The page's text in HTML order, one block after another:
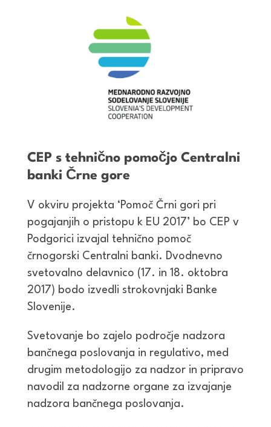
CEP s tehnično pomočjo Centralni
banki Črne gore
V okviru projekta ‘Pomoč Črni gori pri
pogajanjih o pristopu k EU 2017’ bo CEP v
Podgorici izvajal tehnično pomoč
črnogorski Centralni banki. Dvodnevno
svetovalno delavnico (17. in 18. oktobra
2017) bodo izvedli strokovnjaki Banke
Slovenije.
Svetovanje bo zajelo področje nadzora
bančnega poslovanja in regulativo, med
drugim metodologijo za nadzor in pripravo
navodil za nadzorne organe za izvajanje
nadzora bančnega poslovanja.